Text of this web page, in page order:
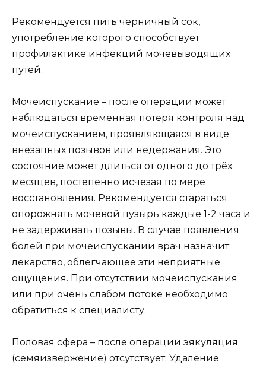
Рекомендуется пить черничный сок,
употребление которого способствует
профилактике инфекций мочевыводящих
путей.
Мочеиспускание – после операции может
наблюдаться временная потеря контроля над
мочеиспусканием, проявляющаяся в виде
внезапных позывов или недержания. Это
состояние может длиться от одного до трёх
месяцев, постепенно исчезая по мере
восстановления. Рекомендуется стараться
опорожнять мочевой пузырь каждые 1-2 часа и
не задерживать позывы. В случае появления
болей при мочеиспускании врач назначит
лекарство, облегчающее эти неприятные
ощущения. При отсутствии мочеиспускания
или при очень слабом потоке необходимо
обратиться к специалисту.
Половая сфера – после операции эякуляция
(семяизвержение) отсутствует. Удаление